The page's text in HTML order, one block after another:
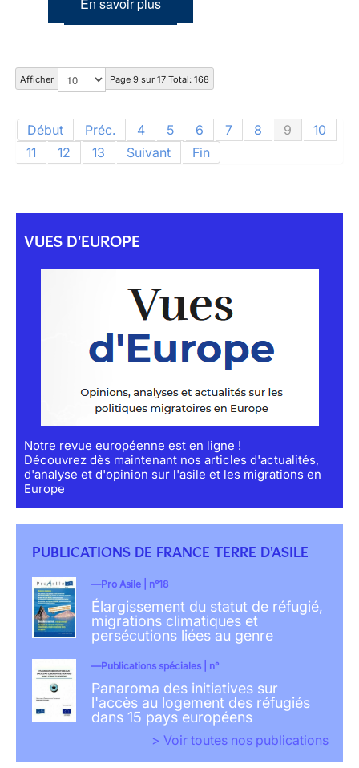
Afficher Page 9 sur 17 Total: 168
Début Préc. 4 5 6 7 8 9
10
11
12 13 Suivant Fin
VUES D'EUROPE
Notre revue européenne est en ligne !
Découvrez dès maintenant nos articles d'actualités,
d'analyse et d'opinion sur l'asile et les migrations en
Europe
PUBLICATIONS DE FRANCE TERRE D'ASILE
Pro Asile | n°18
Élargissement du statut de réfugié,
migrations climatiques et
persécutions liées au genre
Publications spéciales | n°
Panaroma des initiatives sur
l'accès au logement des réfugiés
dans 15 pays européens
> Voir toutes nos publications